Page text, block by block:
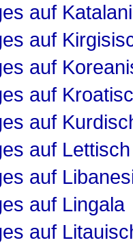
auf
auf
auf
auf
auf
auf Lettisch
auf
auf Lingala
auf